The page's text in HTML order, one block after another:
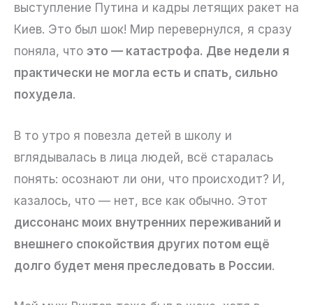
выступление Путина и кадры летящих ракет на
Киев. Это был шок! Мир перевернулся, я сразу
поняла, что это — катастрофа. Две недели я
практически не могла есть и спать, сильно
похудела.
В то утро я повезла детей в школу и
вглядывалась в лица людей, всё старалась
понять: осознают ли они, что происходит? И,
казалось, что — нет, все как обычно. Этот
диссонанс моих внутренних переживаний и
внешнего спокойствия других потом ещё
долго будет меня преследовать в России.